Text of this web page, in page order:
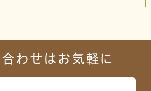
わせはお気軽に